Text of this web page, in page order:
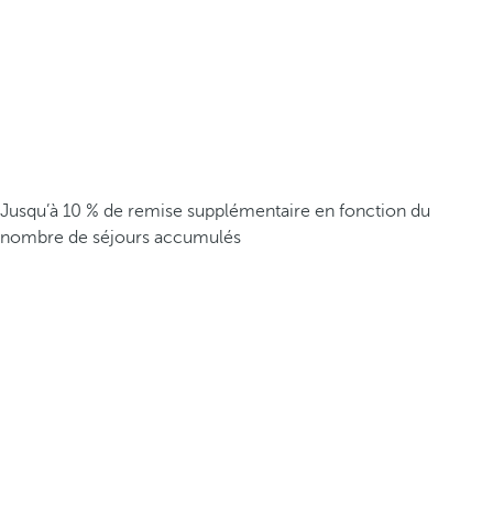
Jusqu’à 10 % de remise supplémentaire en fonction du
nombre de séjours accumulés